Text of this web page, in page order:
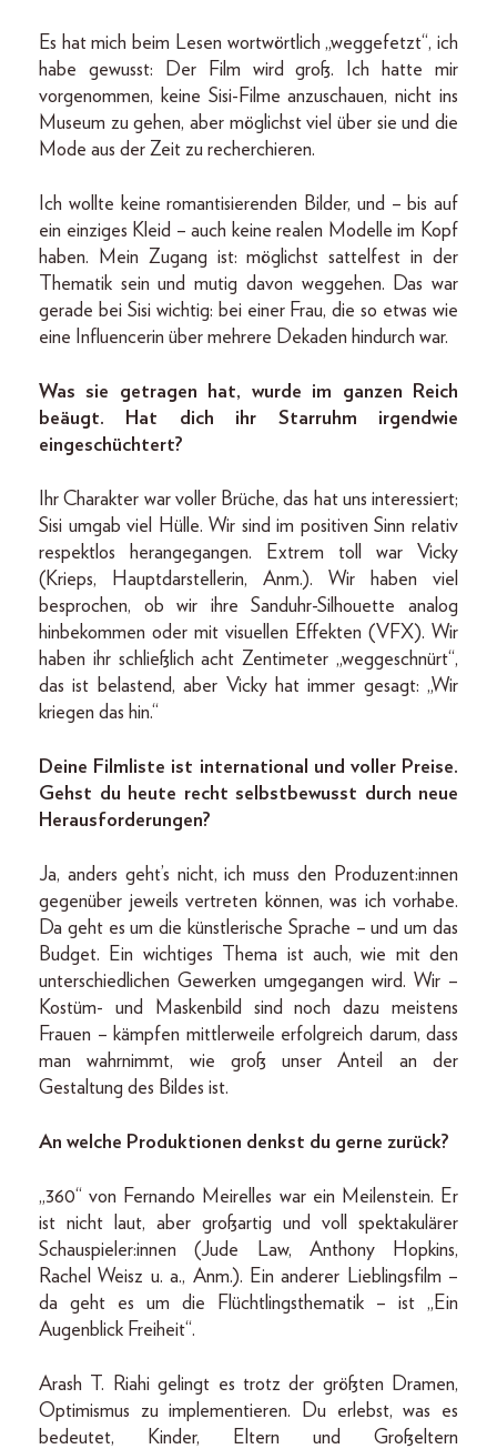
Es hat mich beim Lesen wortwörtlich „weggefetzt“, ich
habe gewusst: Der Film wird groß. Ich hatte mir
vorgenommen, keine Sisi-Filme anzuschauen, nicht ins
Museum zu gehen, aber möglichst viel über sie und die
Mode aus der Zeit zu recherchieren.
Ich wollte keine romantisierenden Bilder, und – bis auf
ein einziges Kleid – auch keine realen Modelle im Kopf
haben. Mein Zugang ist: möglichst sattelfest in der
Thematik sein und mutig davon weggehen. Das war
gerade bei Sisi wichtig: bei einer Frau, die so etwas wie
eine Influencerin über mehrere Dekaden hindurch war.
Was sie getragen hat, wurde im ganzen Reich
beäugt. Hat dich ihr Starruhm irgendwie
eingeschüchtert?
Ihr Charakter war voller Brüche, das hat uns interessiert;
Sisi umgab viel Hülle. Wir sind im positiven Sinn relativ
respektlos herangegangen. Extrem toll war Vicky
(Krieps, Hauptdarstellerin, Anm.). Wir haben viel
besprochen, ob wir ihre Sanduhr-Silhouette analog
hinbekommen oder mit visuellen Effekten (VFX). Wir
haben ihr schließlich acht Zentimeter „weggeschnürt“,
das ist belastend, aber Vicky hat immer gesagt: „Wir
kriegen das hin.“
Deine Filmliste ist international und voller Preise.
Gehst du heute recht selbstbewusst durch neue
Herausforderungen?
Ja, anders geht’s nicht, ich muss den Produzent:innen
gegenüber jeweils vertreten können, was ich vorhabe.
Da geht es um die künstlerische Sprache – und um das
Budget. Ein wichtiges Thema ist auch, wie mit den
unterschiedlichen Gewerken umgegangen wird. Wir –
Kostüm- und Maskenbild sind noch dazu meistens
Frauen – kämpfen mittlerweile erfolgreich darum, dass
man wahrnimmt, wie groß unser Anteil an der
Gestaltung des Bildes ist.
An welche Produktionen denkst du gerne zurück?
„360“ von Fernando Meirelles war ein Meilenstein. Er
ist nicht laut, aber großartig und voll spektakulärer
Schauspieler:innen (Jude Law, Anthony Hopkins,
Rachel Weisz u. a., Anm.). Ein anderer Lieblingsfilm –
da geht es um die Flüchtlingsthematik – ist „Ein
Augenblick Freiheit“.
Arash T. Riahi gelingt es trotz der größten Dramen,
Optimismus zu implementieren. Du erlebst, was es
bedeutet, Kinder, Eltern und Großeltern